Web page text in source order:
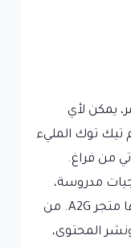
يمكن لأي
تيك توك المليء
من فراغ.
مدروسة،
وشراكات داعمة مثل تلك التي يقدمها متجر A2G. من
المحتوى،